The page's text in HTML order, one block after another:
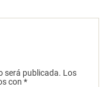
será publicada. Los
con *